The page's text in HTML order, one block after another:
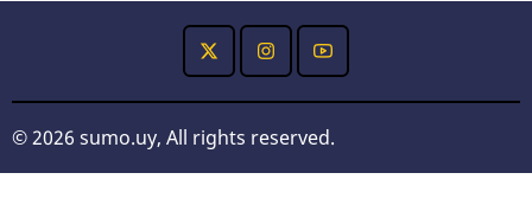
© 2026 sumo.uy, All rights reserved.